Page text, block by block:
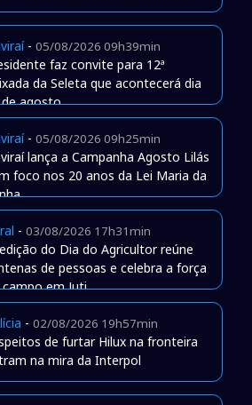
- 05/08/2026 09h39min
faz convite para 12ª
da Seleta que acontecerá dia
agosto
- 05/08/2026 09h25min
lança a Campanha Agosto Lilás
foco nos 20 anos da Lei Maria da
- 03/08/2026 17h31min
do Dia do Agricultor reúne
de pessoas e celebra a força
em Juti
- 02/08/2026 19h57min
de furtar Hilux na fronteira
na mira da Interpol